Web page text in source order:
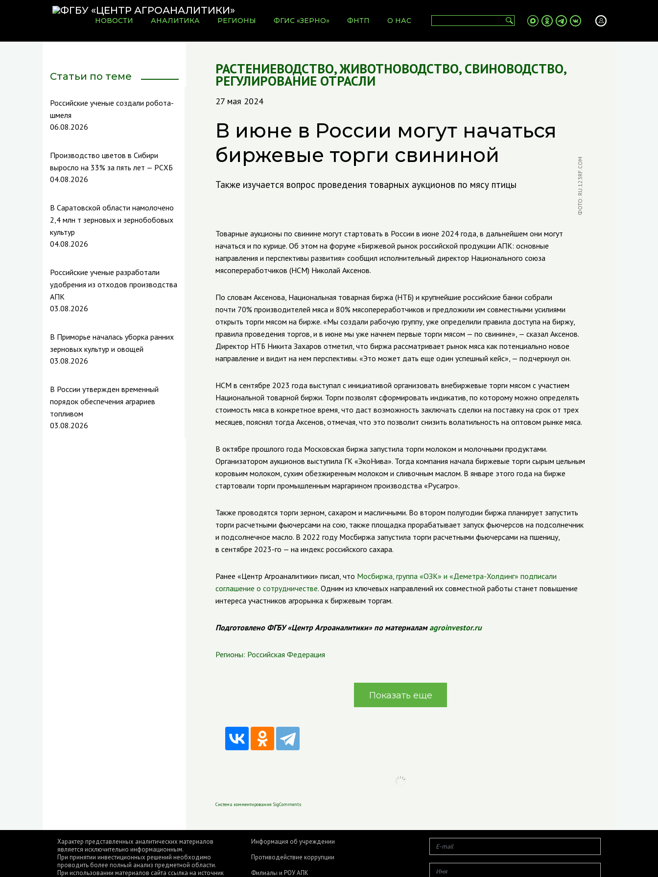
НОВОСТИ АНАЛИТИКА РЕГИОНЫ ФГИС «ЗЕРНО» ФНТП О НАС
Статьи по теме
Российские ученые создали робота-
шмеля
06.08.2026
Производство цветов в Сибири
выросло на 33% за пять лет — РСХБ
04.08.2026
В Саратовской области намолочено
2,4 млн т зерновых и зернобобовых
культур
04.08.2026
Российские ученые разработали
удобрения из отходов производства
АПК
03.08.2026
В Приморье началась уборка ранних
зерновых культур и овощей
03.08.2026
В России утвержден временный
порядок обеспечения аграриев
топливом
03.08.2026
РАСТЕНИЕВОДСТВО,ЖИВОТНОВОДСТВО, СВИНОВОДСТВО,
РЕГУЛИРОВАНИЕ ОТРАСЛИ
27 мая 2024
В июне в России могут начаться
биржевые торги свининой
Также изучается вопрос проведения товарных аукционов по мясу птицы ФОТО: RU.123RF.COM
Товарные аукционы по свинине могут стартовать в России в июне 2024 года, в дальнейшем они могут
начаться и по курице. Об этом на форуме «Биржевой рынок российской продукции АПК: основные
направления и перспективы развития» сообщил исполнительный директор Национального союза
мясопереработчиков (НСМ) Николай Аксенов.
По словам Аксенова, Национальная товарная биржа (НТБ) и крупнейшие российские банки собрали
почти 70% производителей мяса и 80% мясопереработчиков и предложили им совместными усилиями
открыть торги мясом на бирже. «Мы создали рабочую группу, уже определили правила доступа на биржу,
правила проведения торгов, и в июне мы уже начнем первые торги мясом — по свинине», — сказал Аксенов.
Директор НТБ Никита Захаров отметил, что биржа рассматривает рынок мяса как потенциально новое
направление и видит на нем перспективы. «Это может дать еще один успешный кейс», — подчеркнул он.
НСМ в сентябре 2023 года выступал с инициативой организовать внебиржевые торги мясом с участием
Национальной товарной биржи. Торги позволят сформировать индикатив, по которому можно определять
стоимость мяса в конкретное время, что даст возможность заключать сделки на поставку на срок от трех
месяцев, пояснял тогда Аксенов, отмечая, что это позволит снизить волатильность на оптовом рынке мяса.
В октябре прошлого года Московская биржа запустила торги молоком и молочными продуктами.
Организатором аукционов выступила ГК «ЭкоНива». Тогда компания начала биржевые торги сырым цельным
коровьим молоком, сухим обезжиренным молоком и сливочным маслом. В январе этого года на бирже
стартовали торги промышленным маргарином производства «Русагро».
Также проводятся торги зерном, сахаром и масличными. Во втором полугодии биржа планирует запустить
торги расчетными фьючерсами на сою, также площадка прорабатывает запуск фьючерсов на подсолнечник
и подсолнечное масло. В 2022 году Мосбиржа запустила торги расчетными фьючерсами на пшеницу,
в сентябре 2023-го — на индекс российского сахара.
Ранее «Центр Агроаналитики» писал, что Мосбиржа, группа «ОЗК» и «Деметра-Холдинг» подписали
соглашение о сотрудничестве. Одним из ключевых направлений их совместной работы станет повышение
интереса участников агрорынка к биржевым торгам.
Подготовлено ФГБУ «Центр Агроаналитики» по материаламagroinvestor.ru
Регионы: Российская Федерация
Показать еще
Характер представленных аналитических материалов
является исключительно информационным.
При принятии инвестиционных решений необходимо
проводить более полный анализ предметной области.
При использовании материалов сайта ссылка на источник
Информация об учреждении
Противодействие коррупции
Филиалы и РОУ АПК